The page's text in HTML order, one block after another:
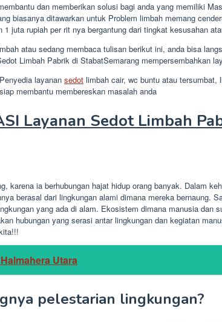
dan memberikan solusi bagi anda yang memiliki
biasanya ditawarkan untuk Problem limbah memang
juta rupiah per rit nya bergantung dari tingkat kesusahan
atau sedang membaca tulisan berikut ini, anda bisa
Limbah Pabrik di StabatSemarang mempersembahkan
layanan sedot limbah cair, wc buntu atau tersumbat,
membantu membereskan masalah anda
Layanan Sedot Limbah
karena ia berhubungan hajat hidup orang banyak. Dalam
berasal dari lingkungan alami dimana mereka
yang ada di alam. Ekosistem dimana manusia
hubungan yang serasi antar lingkungan dan kegiatan
Utara
pelestarian lingkungan?